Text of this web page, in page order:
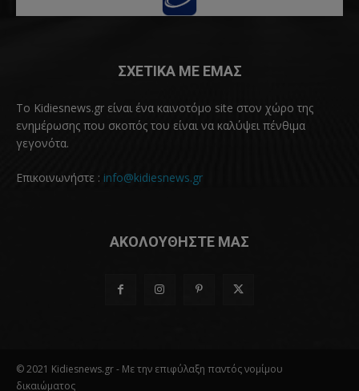
ΣΧΕΤΙΚΑ ΜΕ ΕΜΑΣ
Το Kidiesnews.gr είναι ένα καινοτόμο site στον χώρο της
ενημέρωσης που σκοπός του είναι να καλύψει πένθιμα
γεγονότα.
Επικοινωνήστε : info@kidiesnews.gr
ΑΚΟΛΟΥΘΗΣΤΕ ΜΑΣ
© 2021 Kidiesnews.gr - Με την επιφύλαξη παντός νομίμου
δικαιώματος